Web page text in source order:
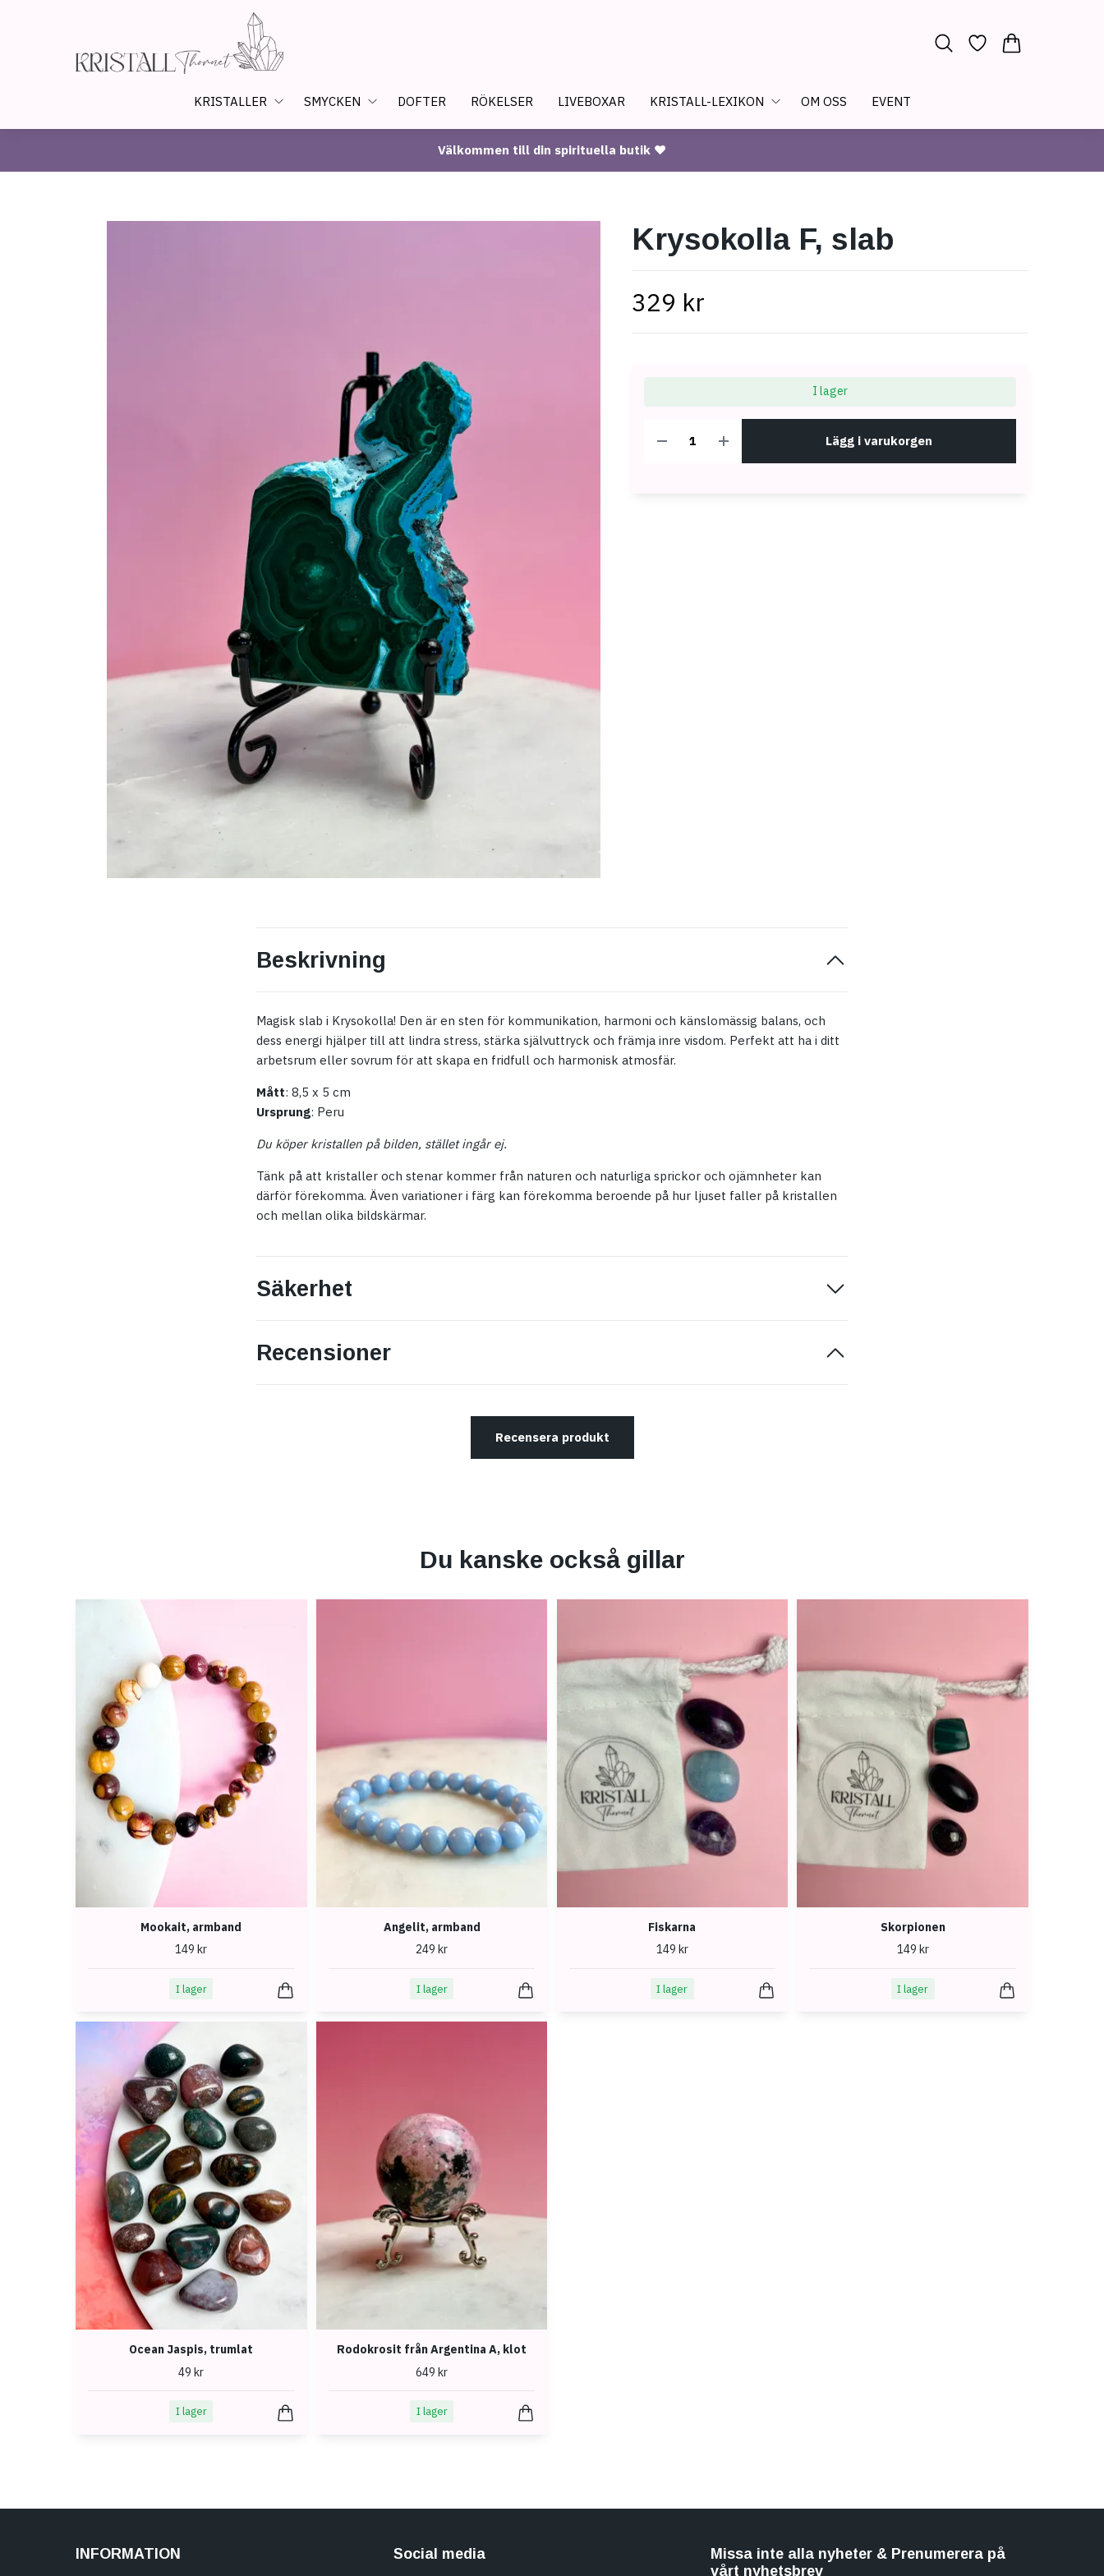
KRISTALLER SMYCKEN DOFTER RÖKELSER LIVEBOXAR KRISTALL-LEXIKON OM OSS EVENT
Välkommen till din spirituella butik ♥
Krysokolla F, slab
329 kr
I lager
Lägg i varukorgen
Beskrivning
Magisk slab i Krysokolla! Den är en sten för kommunikation, harmoni och känslomässig balans, och
dess energi hjälper till att lindra stress, stärka självuttryck och främja inre visdom. Perfekt att ha i ditt
arbetsrum eller sovrum för att skapa en fridfull och harmonisk atmosfär.
Mått: 8,5 x 5 cm
Ursprung: Peru
Du köper kristallen på bilden, stället ingår ej.
Tänk på att kristaller och stenar kommer från naturen och naturliga sprickor och ojämnheter kan
därför förekomma. Även variationer i färg kan förekomma beroende på hur ljuset faller på kristallen
och mellan olika bildskärmar.
Säkerhet
Recensioner
Recensera produkt
Du kanske också gillar
Mookait, armband
149 kr
I lager
Angelit, armband
249 kr
I lager
Fiskarna
149 kr
I lager
Skorpionen
149 kr
I lager
Ocean Jaspis, trumlat
49 kr
I lager
Rodokrosit från Argentina A, klot
649 kr
I lager
INFORMATION Social media
Missa inte alla nyheter & Prenumerera på
vårt nyhetsbrev